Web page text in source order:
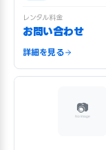
レンタル料金
お問い合わせ
詳細を見る